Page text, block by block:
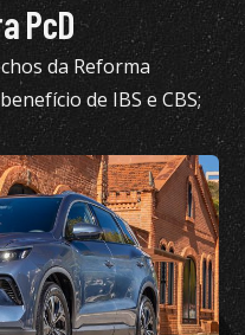
PcD
da Reforma
de IBS e CBS;